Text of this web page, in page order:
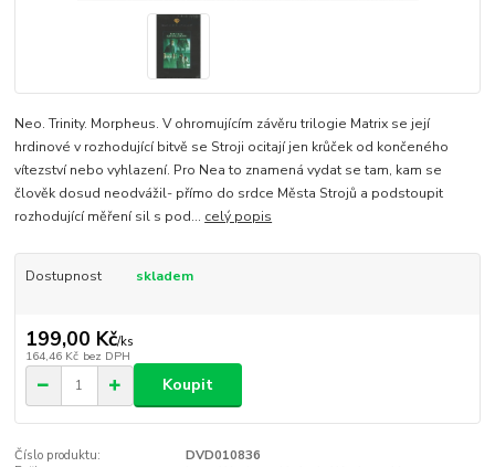
Neo. Trinity. Morpheus. V ohromujícím závěru trilogie Matrix se její
hrdinové v rozhodující bitvě se Stroji ocitají jen krůček od končeného
vítezství nebo vyhlazení. Pro Nea to znamená vydat se tam, kam se
člověk dosud neodvážil- přímo do srdce Města Strojů a podstoupit
rozhodující měření sil s pod... celý popis
Dostupnost skladem
199,00 Kč/ks
164,46 Kč bez DPH
Koupit
Číslo produktu:
DVD010836